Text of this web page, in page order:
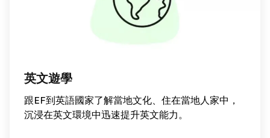
英文遊學
跟EF到英語國家了解當地文化、住在當地人家中，
沉浸在英文環境中迅速提升英文能力。